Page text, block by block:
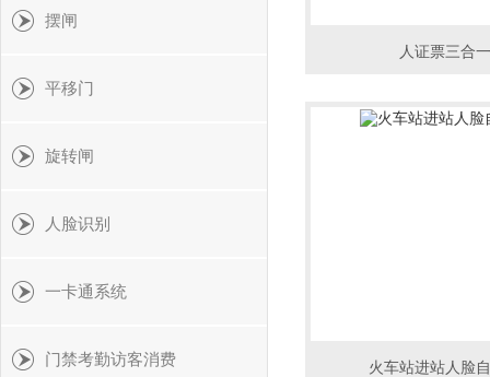
摆闸
平移门
旋转闸
人脸识别
一卡通系统
门禁考勤访客消费
人证票三合
火车站进站人脸